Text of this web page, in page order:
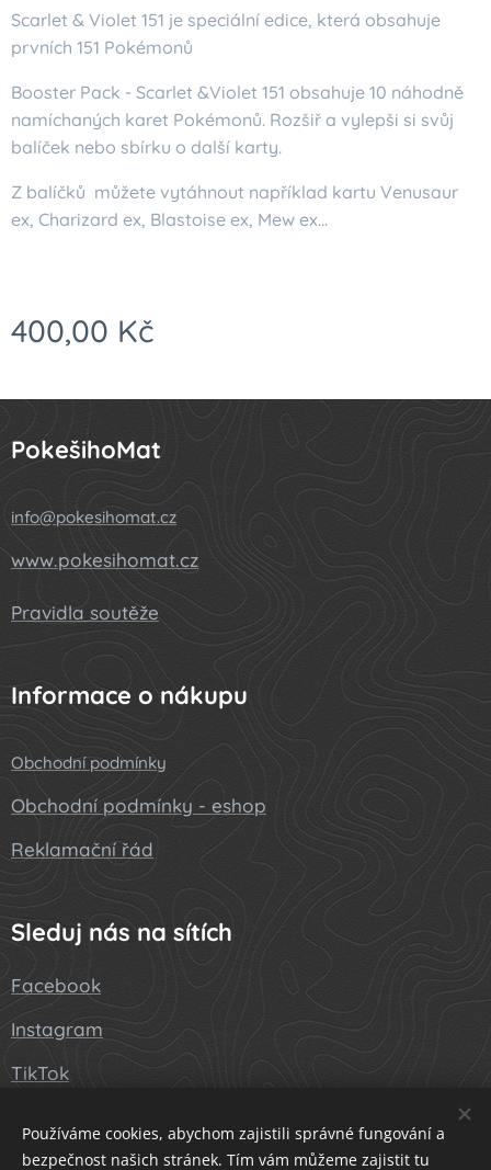
Scarlet & Violet 151 je speciální edice, která obsahuje
prvních 151 Pokémonů
Booster Pack - Scarlet &Violet 151 obsahuje 10 náhodně
namíchaných karet Pokémonů. Rozšiř a vylepši si svůj
balíček nebo sbírku o další karty.
Z balíčků můžete vytáhnout například kartu Venusaur
ex, Charizard ex, Blastoise ex, Mew ex...
400,00 Kč
PokešihoMat
info@pokesihomat.cz
www.pokesihomat.cz
Pravidla soutěže
Informace o nákupu
Obchodní podmínky
Obchodní podmínky - eshop
Reklamační řád
Sleduj nás na sítích
Facebook
Instagram
TikTok
©2023 PokesihoMat.cz Cookies
Používáme cookies, abychom zajistili správné fungování a
bezpečnost našich stránek. Tím vám můžeme zajistit tu